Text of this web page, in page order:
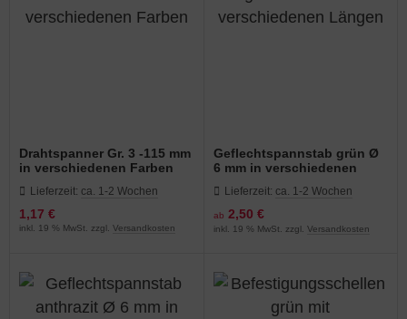
Drahtspanner Gr. 3 -115 mm
in verschiedenen Farben
Lieferzeit: ca. 1-2 Wochen
1,17 €
inkl. 19 % MwSt. zzgl. Versandkosten
Geflechtspannstab grün Ø
6 mm in verschiedenen
Lieferzeit: ca. 1-2 Wochen
ab 2,50 €
inkl. 19 % MwSt. zzgl. Versandkosten